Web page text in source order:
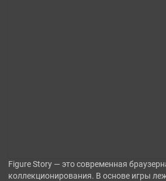
Figure Story — это современная
коллекционирования. В основе игры